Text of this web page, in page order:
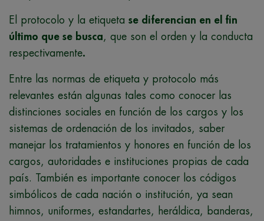
El protocolo y la etiqueta se diferencian en el fin
último que se busca, que son el orden y la conducta
respectivamente.
Entre las normas de etiqueta y protocolo más
relevantes están algunas tales como conocer las
distinciones sociales en función de los cargos y los
sistemas de ordenación de los invitados, saber
manejar los tratamientos y honores en función de los
cargos, autoridades e instituciones propias de cada
país. También es importante conocer los códigos
simbólicos de cada nación o institución, ya sean
himnos, uniformes, estandartes, heráldica, banderas,